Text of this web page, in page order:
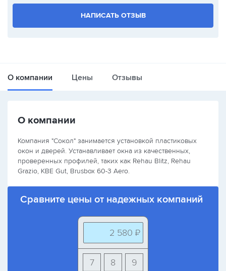
НАПИСАТЬ ОТЗЫВ
О компании Цены Отзывы
О компании
Компания "Сокол" занимается установкой пластиковых
окон и дверей. Устанавливает окна из качественных,
проверенных профилей, таких как Rehau Blitz, Rehau
Grazio, КВЕ Gut, Brusbox 60-3 Aero.
Сравните цены от надежных компаний
2 580 ₽
9
8
7